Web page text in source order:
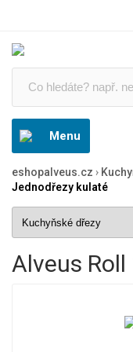
Menu
eshopalveus.cz ›
Jednodřezy kulaté
Alveus Roll